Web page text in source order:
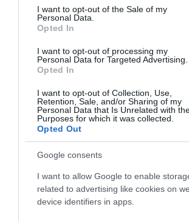
consent section.
I want to opt-out of the Sale of my
Personal Data.
Opted In
I want to opt-out of processing my
Personal Data for Targeted Advertising.
Opted In
I want to opt-out of Collection, Use,
Retention, Sale, and/or Sharing of my
Personal Data that Is Unrelated with
Purposes for which it was collected.
Opted Out
Google consents
I want to allow Google to enable
related to advertising like cookies on
device identifiers in apps.